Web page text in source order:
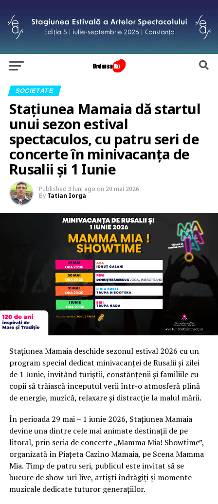
SOCIETATE
Stațiunea Mamaia dă startul
unui sezon estival
spectaculos, cu patru seri de
concerte în minivacanța de
Rusalii și 1 Iunie
Published 3 luni ago on 20 mai 2026
By Tatian Iorga
Stațiunea Mamaia deschide sezonul estival 2026 cu un
program special dedicat minivacanței de Rusalii și zilei
de 1 Iunie, invitând turiștii, constănțenii și familiile cu
copii să trăiască începutul verii într-o atmosferă plină
de energie, muzică, relaxare și distracție la malul mării.
În perioada 29 mai – 1 iunie 2026, Stațiunea Mamaia
devine una dintre cele mai animate destinații de pe
litoral, prin seria de concerte „Mamma Mia! Showtime”,
organizată în Piațeta Cazino Mamaia, pe Scena Mamma
Mia. Timp de patru seri, publicul este invitat să se
bucure de show-uri live, artiști îndrăgiți și momente
muzicale dedicate tuturor generațiilor.